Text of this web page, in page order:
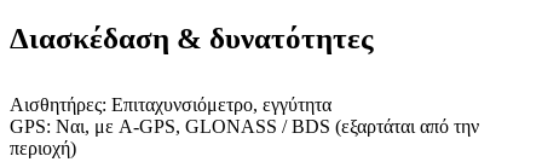
Διασκέδαση & δυνατότητες
Αισθητήρες: Επιταχυνσιόμετρο, εγγύτητα
GPS: Ναι, με A-GPS, GLONASS / BDS (εξαρτάται από την
περιοχή)